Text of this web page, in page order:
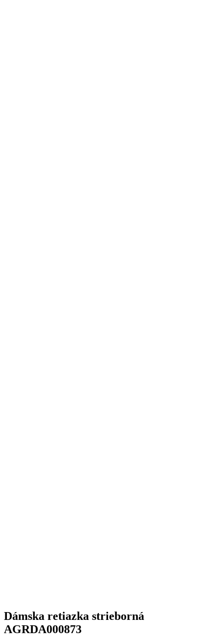
Dámska retiazka strieborná
AGRDA000873